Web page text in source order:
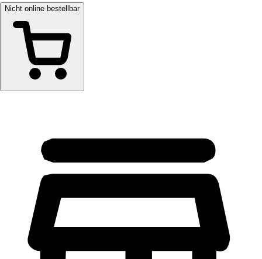
Nicht online bestellbar